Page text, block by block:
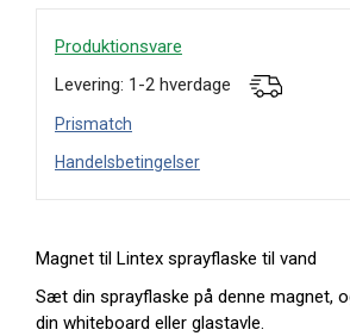
Produktionsvare
Levering: 1-2 hverdage
Prismatch
Handelsbetingelser
Magnet til Lintex sprayflaske til vand
Sæt din sprayflaske på denne magnet,
din whiteboard eller glastavle.